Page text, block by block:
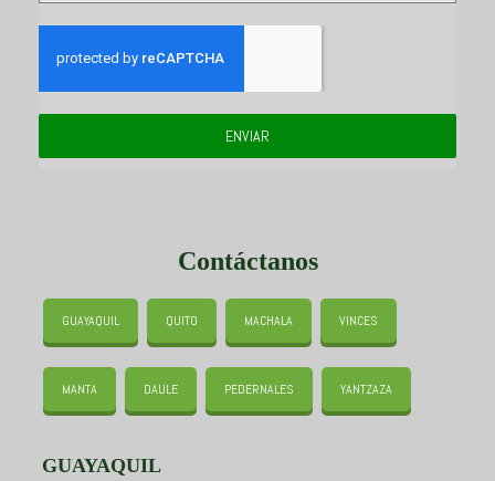
ENVIAR
Contáctanos
GUAYAQUIL QUITO MACHALA VINCES
MANTA DAULE PEDERNALES YANTZAZA
GUAYAQUIL